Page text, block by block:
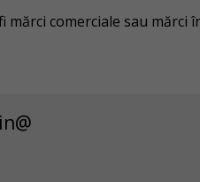
mărci comerciale sau